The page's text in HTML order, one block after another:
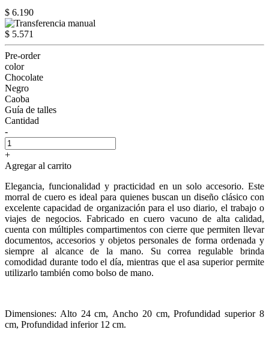
$ 6.190
$ 5.571
Pre-order
color
Chocolate
Negro
Caoba
Guía de talles
Cantidad
-
+
Agregar al carrito
Elegancia, funcionalidad y practicidad en un solo accesorio. Este
morral de cuero es ideal para quienes buscan un diseño clásico con
excelente capacidad de organización para el uso diario, el trabajo o
viajes de negocios. Fabricado en cuero vacuno de alta calidad,
cuenta con múltiples compartimentos con cierre que permiten llevar
documentos, accesorios y objetos personales de forma ordenada y
siempre al alcance de la mano. Su correa regulable brinda
comodidad durante todo el día, mientras que el asa superior permite
utilizarlo también como bolso de mano.
Dimensiones: Alto 24 cm, Ancho 20 cm, Profundidad superior 8
cm, Profundidad inferior 12 cm.